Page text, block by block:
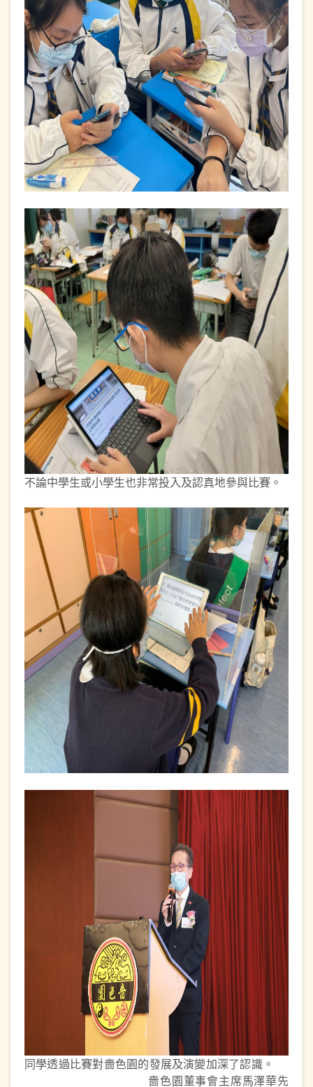
不論中學生或小學生也非常投入及認真地參與比賽。
同學透過比賽對嗇色園的發展及演變加深了認識。
嗇色園董事會主席馬澤華先